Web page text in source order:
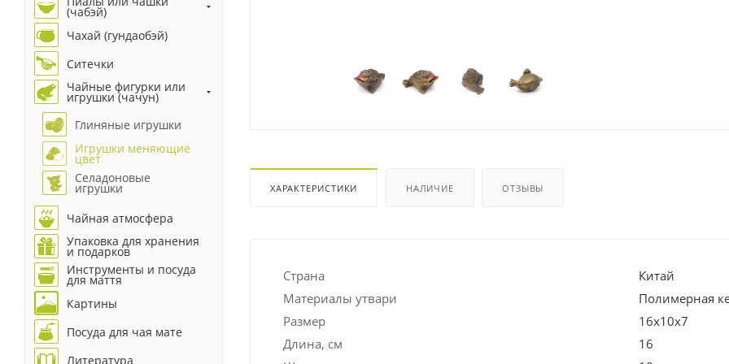
ХАРАКТЕРИСТИКИ НАЛИЧИЕ ОТЗЫВЫ
Страна
Китай
Материалы утвари
Полимерная
Размер
16х10х7
Длина, см
16
(чабэй)
Чахай (гундаобэй)
Ситечки
Чайные фигурки или
игрушки (чачун)
Глиняные игрушки
Игрушки меняющие
цвет
Селадоновые
игрушки
Чайная атмосфера
Упаковка для хранения
и подарков
Инструменты и посуда
для маття
Картины
Посуда для чая мате
Литература